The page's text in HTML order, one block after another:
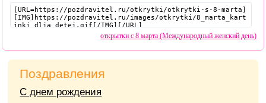
открытки с 8 марта (Международный женский день)
Поздравления
С днем рождения